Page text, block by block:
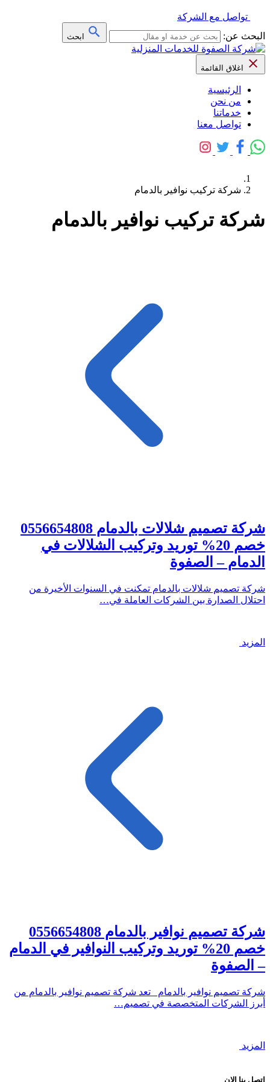
تواصل مع الشركة
البحث عن:
ابحث
اغلاق القائمة
الرئيسية
من نحن
خدماتنا
تواصل معنا
شركة تركيب نوافير بالدمام
شركة تركيب نوافير بالدمام
شركة تصميم شلالات بالدمام 0556654808
خصم 20% توريد وتركيب الشلالات في
الدمام – الصفوة
شركة تصميم شلالات بالدمام تمكنت في السنوات الأخيرة من
احتلال الصدارة بين الشركات العاملة في…
المزيد
شركة تصميم نوافير بالدمام 0556654808
خصم 20% توريد وتركيب النوافير في الدمام
– الصفوة
شركة تصميم نوافير بالدمام تعد شركة تصميم نوافير بالدمام من
أبرز الشركات المتخصصة في تصميم…
المزيد
اتصل بنا الان